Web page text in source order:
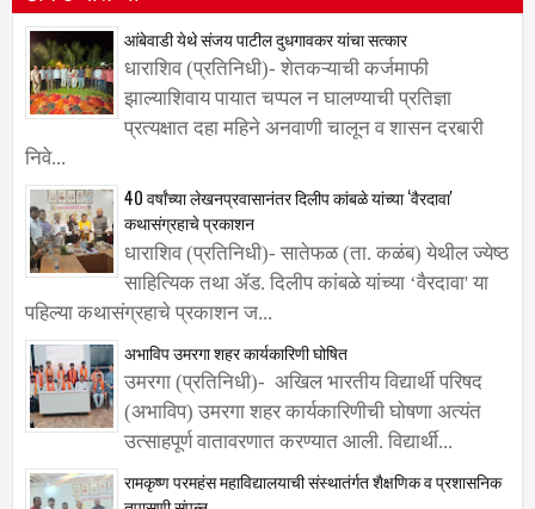
धाराशिव (प्रतिनिधी)- शेतकऱ्याची कर्जमाफी
झाल्याशिवाय पायात चप्पल न घालण्याची प्रतिज्ञा
प्रत्यक्षात दहा महिने अनवाणी चालून व शासन दरबारी
निवे...
कथासंग्रहाचे प्रकाशन
धाराशिव (प्रतिनिधी)- सातेफळ (ता. कळंब) येथील ज्येष्ठ
साहित्यिक तथा ॲड. दिलीप कांबळे यांच्या ‌‘वैरदावा' या
पहिल्या कथासंग्रहाचे प्रकाशन ज...
उमरगा (प्रतिनिधी)- अखिल भारतीय विद्यार्थी परिषद
(अभाविप) उमरगा शहर कार्यकारिणीची घोषणा अत्यंत
उत्साहपूर्ण वातावरणात करण्यात आली. विद्यार्थी...
तपासणी संपन्न